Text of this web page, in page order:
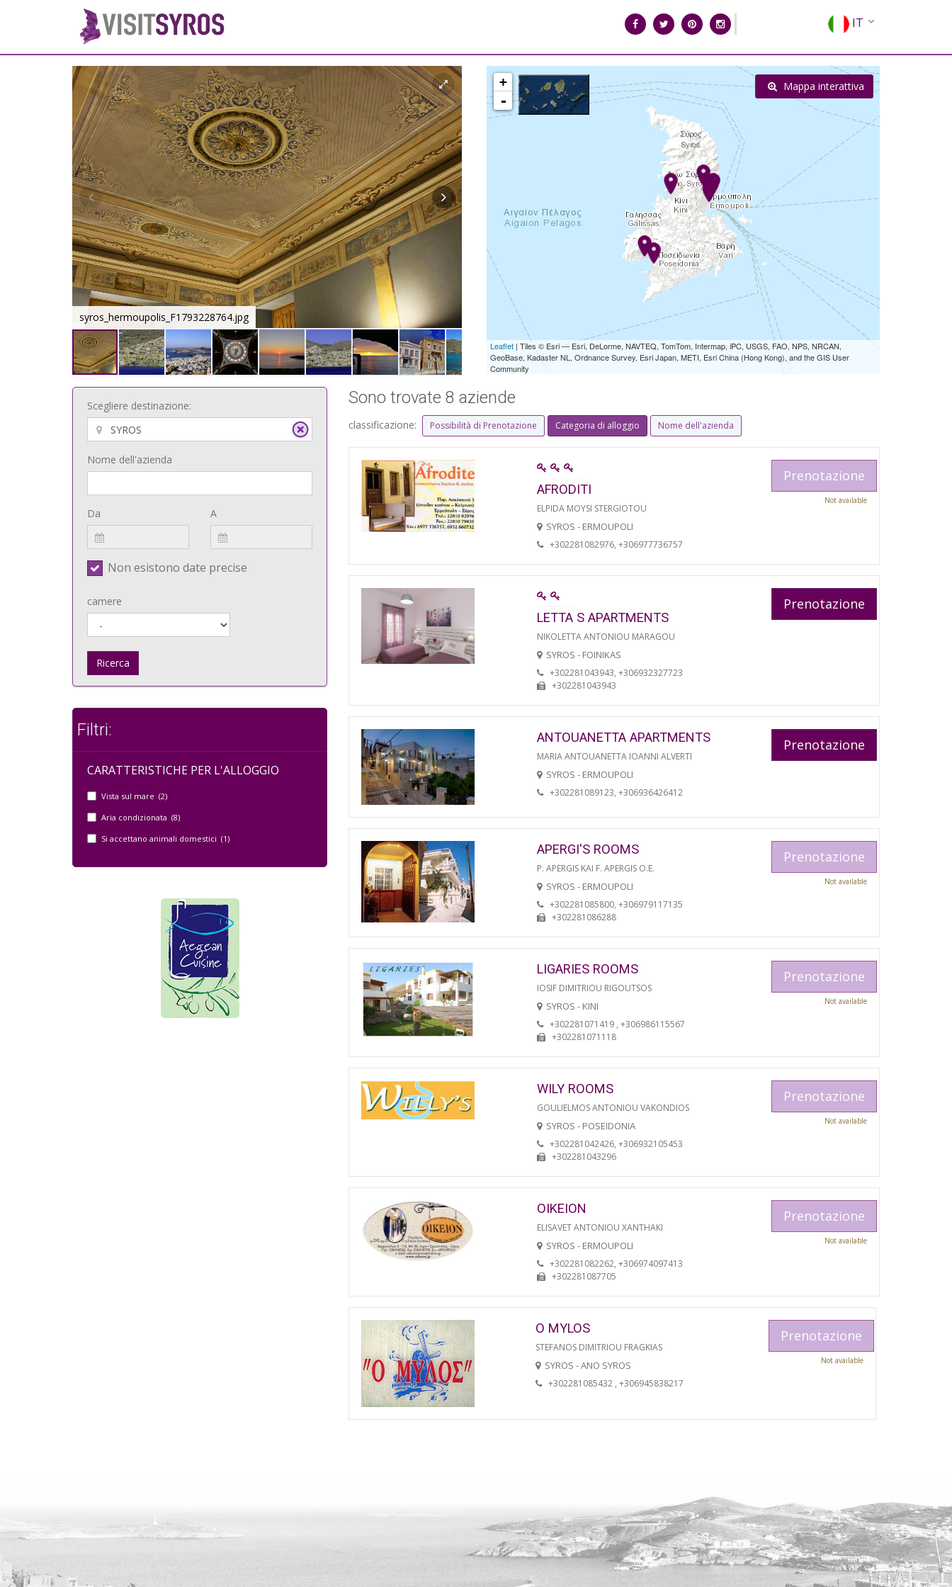
IT
EN
EL
RU
syros_hermoupolis_F1793228764.jpg syros_vaporia_F268133321.jpg
+
-
Leaflet | Tiles © Esri — Esri, DeLorme, NAVTEQ, TomTom, Intermap, iPC, USGS, FAO, NPS, NRCAN,
GeoBase, Kadaster NL, Ordnance Survey, Esri Japan, METI, Esri China (Hong Kong), and the GIS User
Community
Mappa interattiva
Scegliere destinazione:
Nome dell'azienda
Da A
Non esistono date precise
camere
Ricerca
Filtri:
CARATTERISTICHE PER L'ALLOGGIO
Vista sul mare (2)
Aria condizionata (8)
Si accettano animali domestici (1)
Sono trovate 8 aziende
classificazione: Possibilità di Prenotazione Categoria di alloggio Nome dell'azienda
AFRODITI
ELPIDA MOYSI STERGIOTOU
SYROS - ERMOUPOLI
+302281082976, +306977736757
Prenotazione
Not available
LETTA S APARTMENTS
NIKOLETTA ANTONIOU MARAGOU
SYROS - FOINIKAS
+302281043943, +306932327723
+302281043943
Prenotazione
ANTOUANETTA APARTMENTS
MARIA ANTOUANETTA IOANNI ALVERTI
SYROS - ERMOUPOLI
+302281089123, +306936426412
Prenotazione
APERGI'S ROOMS
P. APERGIS KAI F. APERGIS O.E.
SYROS - ERMOUPOLI
+302281085800, +306979117135
+302281086288
Prenotazione
Not available
LIGARIES ROOMS
IOSIF DIMITRIOU RIGOUTSOS
SYROS - KINI
+302281071419 , +306986115567
+302281071118
Prenotazione
Not available
WILY ROOMS
GOULIELMOS ANTONIOU VAKONDIOS
SYROS - POSEIDONIA
+302281042426, +306932105453
+302281043296
Prenotazione
Not available
OIKEION
ELISAVET ANTONIOU XANTHAKI
SYROS - ERMOUPOLI
+302281082262, +306974097413
+302281087705
Prenotazione
Not available
O MYLOS
STEFANOS DIMITRIOU FRAGKIAS
SYROS - ANO SYROS
+302281085432 , +306945838217
Prenotazione
Not available